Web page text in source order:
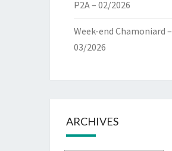
P2A – 02/2026
Week-end Chamoniard –
03/2026
ARCHIVES